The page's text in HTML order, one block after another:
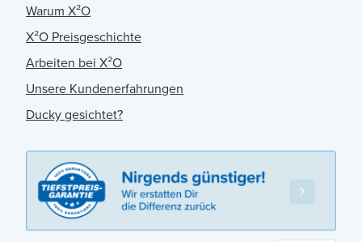
Warum X²O
X²O Preisgeschichte
Arbeiten bei X²O
Unsere Kundenerfahrungen
Ducky gesichtet?